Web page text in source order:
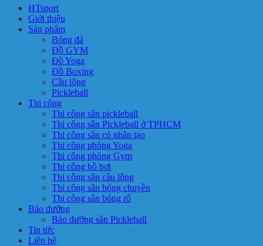
HTsport
Giới thiệu
Sản phẩm
Bóng đá
Đồ GYM
Đồ Yoga
Đồ Boxing
Cầu lông
Pickleball
Thi công
Thi công sân pickleball
Thi công sân Pickleball ở TPHCM
Thi công sân cỏ nhân tạo
Thi công phòng Yoga
Thi công phòng Gym
Thi công hồ bơi
Thi công sân cầu lông
Thi công sân bóng chuyền
Thi công sân bóng rổ
Bảo dưỡng
Bảo dưỡng sân Pickleball
Tin tức
Liên hệ